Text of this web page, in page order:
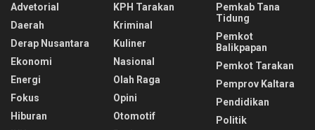
Advetorial
Daerah
Derap Nusantara
Ekonomi
Energi
Fokus
Hiburan
KPH Tarakan
Kriminal
Kuliner
Nasional
Olah Raga
Opini
Otomotif
Pemkab Tana
Tidung
Pemkot
Balikpapan
Pemkot Tarakan
Pemprov Kaltara
Pendidikan
Politik